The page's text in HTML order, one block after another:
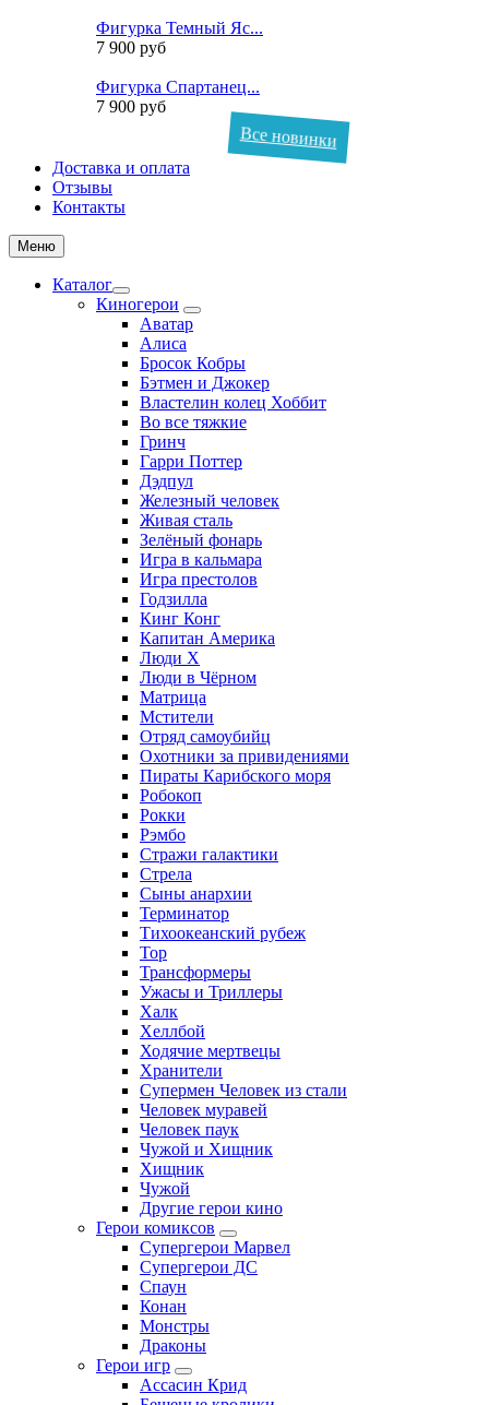
Фигурка Темный Яс...
7 900 руб
Фигурка Спартанец...
7 900 руб
Все новинки
Доставка и оплата
Отзывы
Контакты
Меню
Каталог
Киногерои
Аватар
Алиса
Бросок Кобры
Бэтмен и Джокер
Властелин колец Хоббит
Во все тяжкие
Гринч
Гарри Поттер
Дэдпул
Железный человек
Живая сталь
Зелёный фонарь
Игра в кальмара
Игра престолов
Годзилла
Кинг Конг
Капитан Америка
Люди X
Люди в Чёрном
Матрица
Мстители
Отряд самоубийц
Охотники за привидениями
Пираты Карибского моря
Робокоп
Рокки
Рэмбо
Стражи галактики
Стрела
Сыны анархии
Терминатор
Тихоокеанский рубеж
Тор
Трансформеры
Ужасы и Триллеры
Халк
Хеллбой
Ходячие мертвецы
Хранители
Супермен Человек из стали
Человек муравей
Человек паук
Чужой и Хищник
Хищник
Чужой
Другие герои кино
Герои комиксов
Супергерои Марвел
Супергерои ДС
Спаун
Конан
Монстры
Драконы
Герои игр
Ассасин Крид